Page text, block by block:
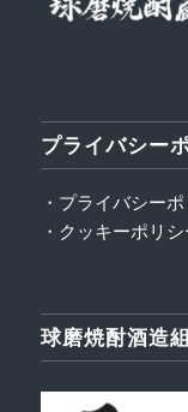
プライバシー
・プライバシー
・クッキーポリ
球磨焼酎酒造